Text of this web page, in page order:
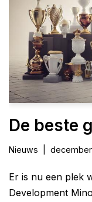
De beste
Nieuws
Er is nu een plek
Development